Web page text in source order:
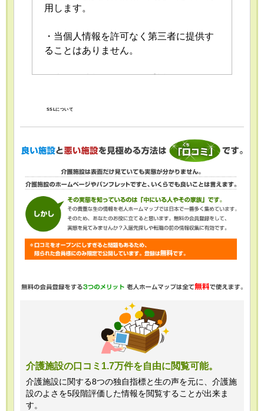
用します。
・当個人情報を許可なく第三者に提供す
ることはありません。
おける個人情報の安全管理が図られるよ
・当個人情報の利用目的の通知、開示、
内容の訂正・追加または削除、利用の停
止・消去および第三者への提供の停止
（「開示等」といいます。）を受け付け
ております。開示等の求めは、以下の
「個人情報苦情及び相談窓口」で受け付
けます。
最適なご回答ができない場合がありま
・当ホームページではご利用状況の統計
調査のためクッキー等を用いております
が、これによる個人情報の取得、利用は
行っておりません。
SSLについて
介護施設の口コミ1.7万件を自由に閲覧可能。
介護施設に関する8つの独自指標と生の声を元に、介護施
設のよさを5段階評価した情報を閲覧することが出来ま
す。